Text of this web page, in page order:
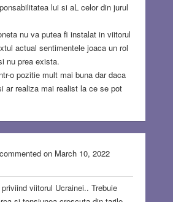
lui si aL celor din jurul
nu va putea fi instalat in viitorul
actual sentimentele joaca un rol
nu prea exista.
o pozitie mult mai buna dar daca
ar realiza mai realist la ce se pot
on March 10, 2022
viitorul Ucrainei.. Trebuie